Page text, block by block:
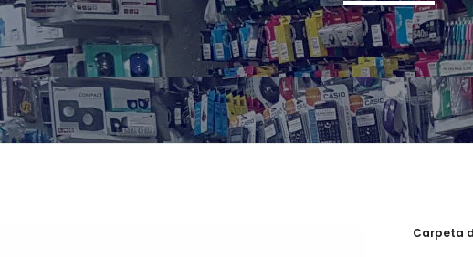
Carpeta